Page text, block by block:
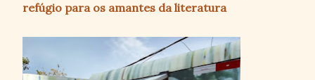
refúgio para os amantes da literatura